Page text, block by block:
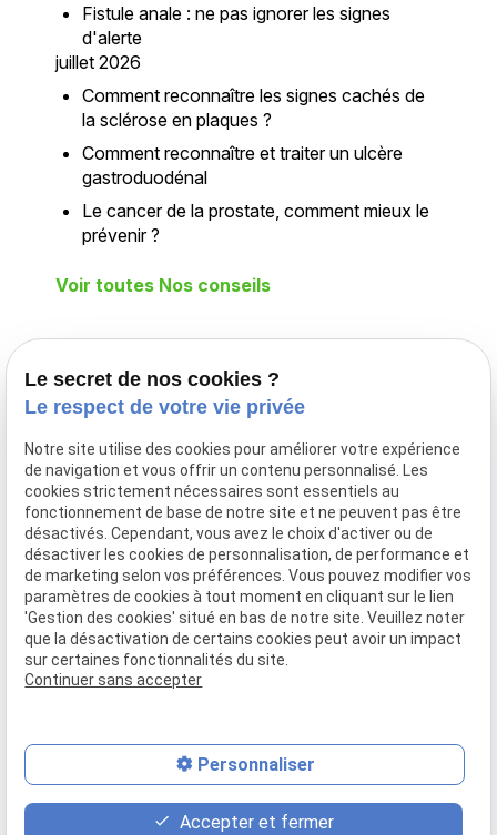
Fistule anale : ne pas ignorer les signes
d'alerte
juillet 2026
Comment reconnaître les signes cachés de
la sclérose en plaques ?
Comment reconnaître et traiter un ulcère
gastroduodénal
Le cancer de la prostate, comment mieux le
prévenir ?
Voir toutes Nos conseils
Infirmier
Expert, soins
et bien-être au
cœur de votre
domicile
Téléphone
02 775 26 25
DILBEEK
Horaires
24h/24 - 7j/7
contact_page phone
Le secret de nos cookies ?
Le respect de votre vie privée
Notre site utilise des cookies pour améliorer votre expérience
de navigation et vous offrir un contenu personnalisé. Les
cookies strictement nécessaires sont essentiels au
fonctionnement de base de notre site et ne peuvent pas être
désactivés. Cependant, vous avez le choix d'activer ou de
désactiver les cookies de personnalisation, de performance et
de marketing selon vos préférences. Vous pouvez modifier vos
paramètres de cookies à tout moment en cliquant sur le lien
'Gestion des cookies' situé en bas de notre site. Veuillez noter
que la désactivation de certains cookies peut avoir un impact
sur certaines fonctionnalités du site.
Continuer sans accepter
Personnaliser
Accepter et fermer